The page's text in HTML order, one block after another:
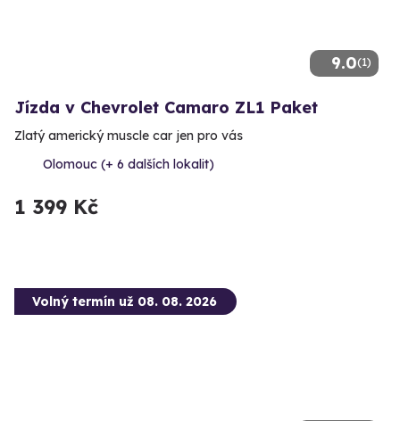
9.0(1)
Jízda v Chevrolet Camaro ZL1 Paket
Zlatý americký muscle car jen pro vás
Olomouc (+ 6 dalších lokalit)
1 399 Kč
Volný termín už 08. 08. 2026